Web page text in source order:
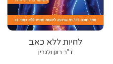
לחיות ללא כאב
ד"ר רונן ולגרין